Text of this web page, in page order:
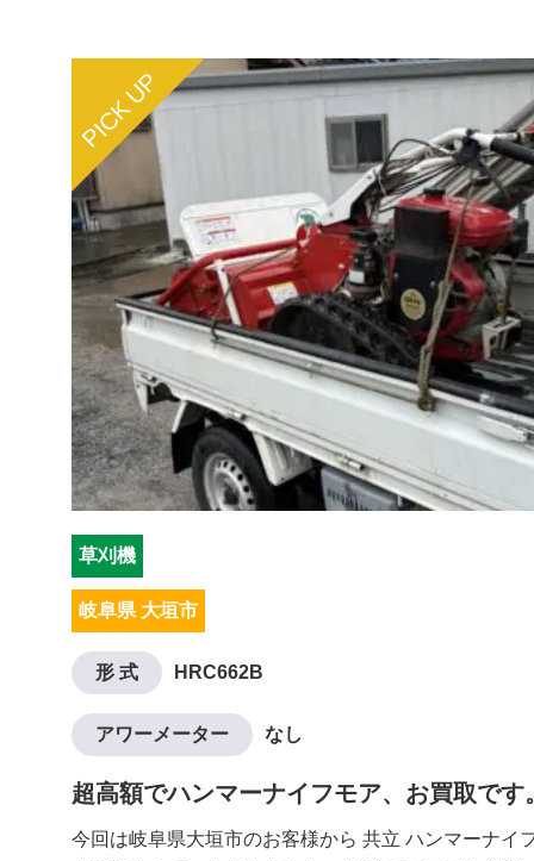
PICK UP
草刈機
岐阜県 大垣市
形 式 HRC662B
アワーメーター なし
超高額でハンマーナイフモア、お買取です
今回は岐阜県大垣市のお客様から 共立 ハンマーナイ